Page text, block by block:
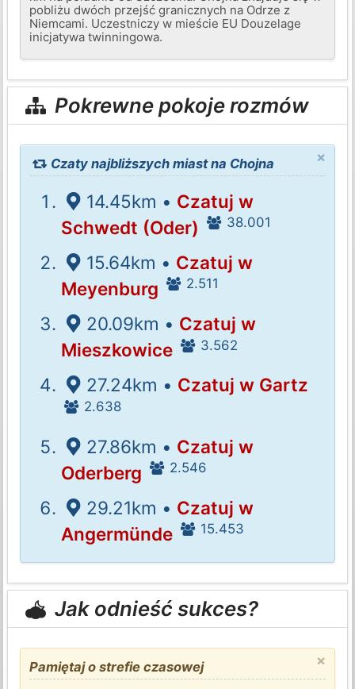
pobliżu dwóch przejść granicznych na Odrze z
Niemcami. Uczestniczy w mieście EU Douzelage
inicjatywa twinningowa.
Pokrewne pokoje rozmów
×
Czaty najbliższych miast na Chojna
14.45km • Czatuj w
Schwedt (Oder)
38.001
15.64km • Czatuj w
Meyenburg
2.511
20.09km • Czatuj w
Mieszkowice
3.562
27.24km • Czatuj w Gartz
2.638
27.86km • Czatuj w
Oderberg
2.546
29.21km • Czatuj w
Angermünde
15.453
Jak odnieść sukces?
×
Pamiętaj o strefie czasowej